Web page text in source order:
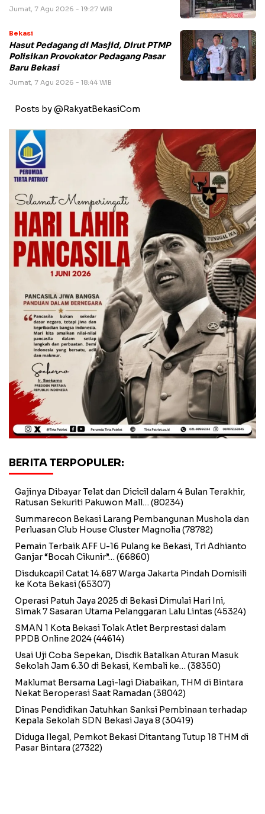
Jumat, 7 Agu 2026 - 19:27 WIB
Bekasi
Hasut Pedagang di Masjid, Dirut PTMP
Polisikan Provokator Pedagang Pasar
Baru Bekasi
Jumat, 7 Agu 2026 - 18:44 WIB
Posts by @RakyatBekasiCom
BERITA TERPOPULER:
Gajinya Dibayar Telat dan Dicicil dalam 4 Bulan Terakhir,
Ratusan Sekuriti Pakuwon Mall… (80234)
Summarecon Bekasi Larang Pembangunan Mushola dan
Perluasan Club House Cluster Magnolia (78782)
Pemain Terbaik AFF U-16 Pulang ke Bekasi, Tri Adhianto
Ganjar “Bocah Cikunir”… (66860)
Disdukcapil Catat 14.687 Warga Jakarta Pindah Domisili
ke Kota Bekasi(65307)
Operasi Patuh Jaya 2025 di Bekasi Dimulai Hari Ini,
Simak 7 Sasaran Utama Pelanggaran Lalu Lintas (45324)
SMAN 1 Kota Bekasi Tolak Atlet Berprestasi dalam
PPDB Online 2024(44614)
Usai Uji Coba Sepekan, Disdik Batalkan Aturan Masuk
Sekolah Jam 6.30 di Bekasi, Kembali ke… (38350)
Maklumat Bersama Lagi-lagi Diabaikan, THM di Bintara
Nekat Beroperasi Saat Ramadan (38042)
Dinas Pendidikan Jatuhkan Sanksi Pembinaan terhadap
Kepala Sekolah SDN Bekasi Jaya 8 (30419)
Diduga Ilegal, Pemkot Bekasi Ditantang Tutup 18 THM di
Pasar Bintara (27322)